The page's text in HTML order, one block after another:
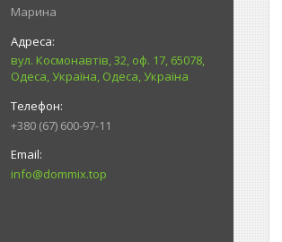
Марина
вул. Космонавтів, 32, оф. 17, 65078,
Одеса, Україна, Одеса, Україна
+380 (67) 600-97-11
info@dommix.top